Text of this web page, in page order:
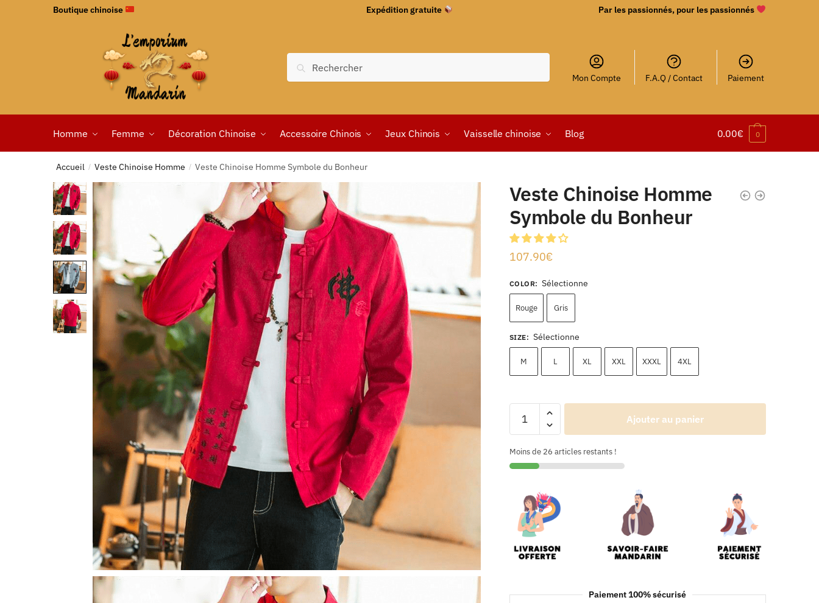
Boutique chinoise Expédition gratuite Par les passionnés, pour les passionnés
Recherche
Mon Compte F.A.Q / Contact Paiement
Homme Femme Décoration Chinoise Accessoire Chinois Jeux Chinois Vaisselle chinoise Blog 0.00€ 0
Accueil / Veste Chinoise Homme / Veste Chinoise Homme Symbole du Bonheur
Veste Chinoise Homme
Symbole du Bonheur
107.90€
COLOR: Sélectionne
Rouge Gris
SIZE: Sélectionne
M L XL XXL XXXL 4XL
Ajouter au panier
Moins de 26 articles restants !
Paiement 100% sécurisé